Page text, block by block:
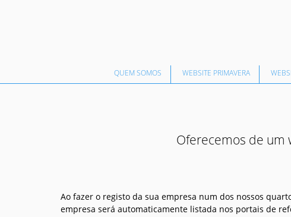
QUEM SOMOS WEBSITE PRIMAVERA
Oferecemos de um
Ao fazer o registo da sua empresa num dos nossos
empresa será automaticamente listada nos portais de